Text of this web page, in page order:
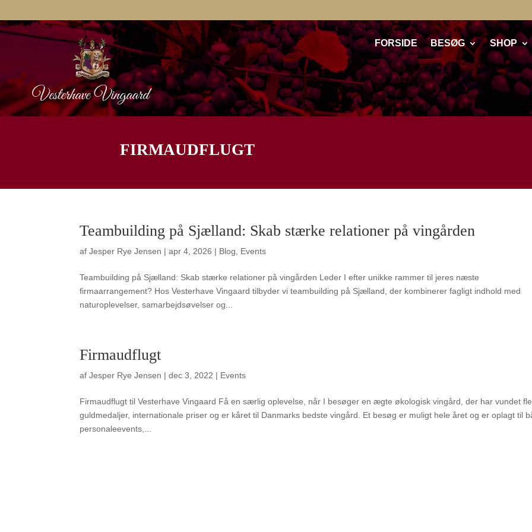
FORSIDE BESØG SHOP
FIRMAUDFLUGT
Teambuilding på Sjælland: Skab stærke relationer på vingården
afJesper Rye Jensen |apr 4, 2026 | Blog Events
Teambuilding på Sjælland: Skab stærke relationer på vingården Leder I efter unikke rammer til jeres næste
firmaarrangement? Hos Vesterhave Vingaard tilbyder vi teambuilding på Sjælland, der kombinerer fagligt indhold med
naturoplevelser, samarbejdsøvelser og...
Firmaudflugt
afJesper Rye Jensen |dec 3, 2022 | Events
Firmaudflugt til Vesterhave Vingaard Få en særlig oplevelse, når I besøger en ægte økologisk vingård, der har vundet
guldmedaljer, internationale priser og er kåret til Danmarks bedste vingård. Et besøg er muligt hele året og er oplagt til
personaleevents,...